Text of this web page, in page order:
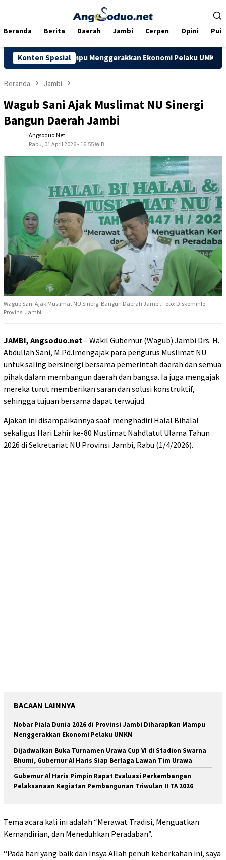
Beranda Berita Daerah Jambi Cerpen Opini
Konten Spesial
Mampu Menggerakkan Ekonomi Pelaku UMKM
Beranda Jambi
Wagub Sani Ajak Muslimat NU Sinergi
Bangun Daerah Jambi
Angsoduo.net
Rabu, 01 April 2026 - 16:55 WIB
Wagub Sani Ajak Muslimat NU Sinergi Bangun Daerah Jambi. Foto: Diskominfo
Provinsi Jambi
JAMBI, Angsoduo.net – Wakil Gubernur (Wagub) Jambi Drs. H.
Abdullah Sani, M.Pd.Imengajak para pengurus Muslimat NU
untuk saling bersinergi bersama pemerintah daerah dan semua
pihak dalam membangun daerah dan bangsa. Ia juga mengajak
mereka turut memberikan saran dan solusi konstruktif,
sehingga tujuan bersama dapat terwujud.
Ajakan ini disampaikannya saat menghadiri Halal Bihalal
sekaligus Hari Lahir ke-80 Muslimat Nahdlatul Ulama Tahun
2026 di Sekretariat NU Provinsi Jambi, Rabu (1/4/2026).
BACAAN LAINNYA
Nobar Piala Dunia 2026 di Provinsi Jambi Diharapkan Mampu
Menggerakkan Ekonomi Pelaku UMKM
Dijadwalkan Buka Turnamen Urawa Cup VI di Stadion Swarna
Bhumi, Gubernur Al Haris Siap Berlaga Lawan Tim Urawa
Gubernur Al Haris Pimpin Rapat Evaluasi Perkembangan
Pelaksanaan Kegiatan Pembangunan Triwulan II TA 2026
Tema acara kali ini adalah “Merawat Tradisi, Menguatkan
Kemandirian, dan Meneduhkan Peradaban”.
“Pada hari yang baik dan Insya Allah penuh keberkahan ini, saya